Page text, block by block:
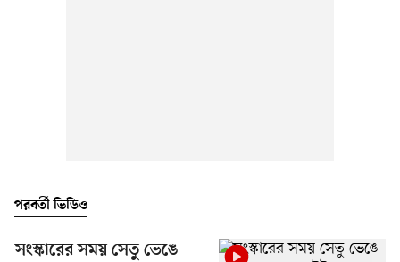
পরবর্তী ভিডিও
সংস্কারের সময় সেতু ভেঙে